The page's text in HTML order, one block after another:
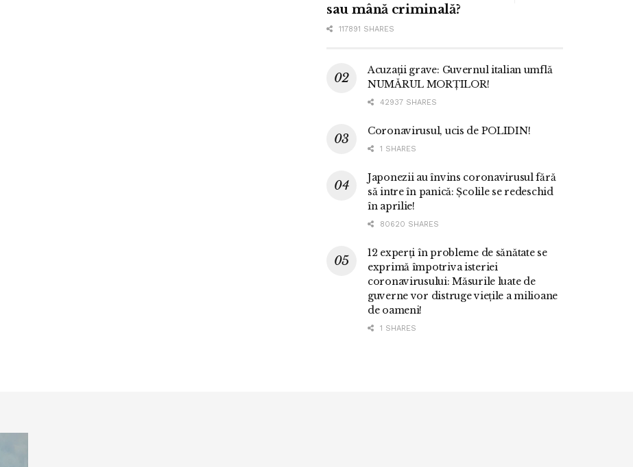
sau mână criminală?
117891 SHARES
Acuzații grave: Guvernul italian umflă
NUMĂRUL MORȚILOR!
42937 SHARES
Coronavirusul, ucis de POLIDIN!
1 SHARES
Japonezii au învins coronavirusul fără
să intre în panică: Școlile se redeschid
în aprilie!
80620 SHARES
12 experți în probleme de sănătate se
exprimă împotriva isteriei
coronavirusului: Măsurile luate de
guverne vor distruge viețile a milioane
de oameni!
1 SHARES